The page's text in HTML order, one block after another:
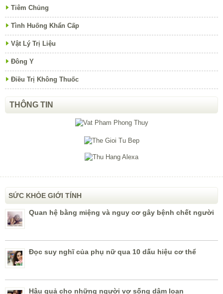
Tiêm Chủng
Tình Huống Khẩn Cấp
Vật Lý Trị Liệu
Đông Y
Điều Trị Không Thuốc
THÔNG TIN
SỨC KHỎE GIỚI TÍNH
Quan hệ bằng miệng và nguy cơ gây bệnh chết người
Đọc suy nghĩ của phụ nữ qua 10 dấu hiệu cơ thể
Hậu quả cho những người vợ sống dâm loạn